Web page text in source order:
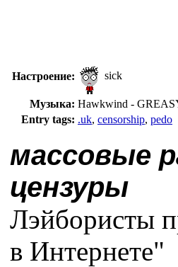
Настроение: sick
Музыка: Hawkwind -
Entry tags: .uk, censorship, pedo
массовые
цензуры
Лэйбористы
в Интернете"